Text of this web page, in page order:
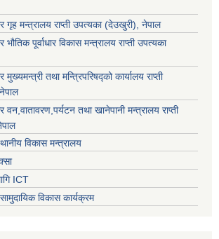
गृह मन्त्रालय राप्ती उपत्यका (देउखुरी), नेपाल
पूर्वाधार विकास मन्त्रालय राप्ती उपत्यका
तथा मन्त्रिपरिषद्को कार्यालय राप्ती
वन,वातावरण,पर्यटन तथा खानेपानी मन्त्रालय राप्ती
विकास मन्त्रालय
ICT
विकास कार्यक्रम